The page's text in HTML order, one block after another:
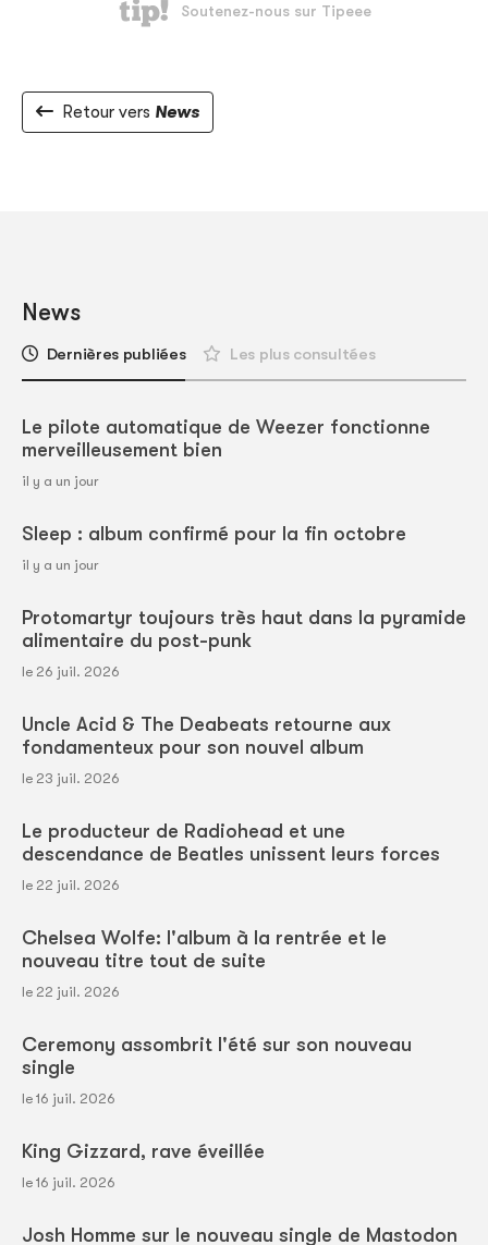
Retour vers News
News
Dernières publiées Les plus consultées
Le pilote automatique de Weezer fonctionne
merveilleusement bien
il y a un jour
Sleep : album confirmé pour la fin octobre
il y a un jour
Protomartyr toujours très haut dans la pyramide
alimentaire du post-punk
le 26 juil. 2026
Uncle Acid & The Deabeats retourne aux
fondamenteux pour son nouvel album
le 23 juil. 2026
Le producteur de Radiohead et une
descendance de Beatles unissent leurs forces
le 22 juil. 2026
Chelsea Wolfe: l'album à la rentrée et le
nouveau titre tout de suite
le 22 juil. 2026
Ceremony assombrit l'été sur son nouveau
single
le 16 juil. 2026
King Gizzard, rave éveillée
le 16 juil. 2026
Josh Homme sur le nouveau single de Mastodon